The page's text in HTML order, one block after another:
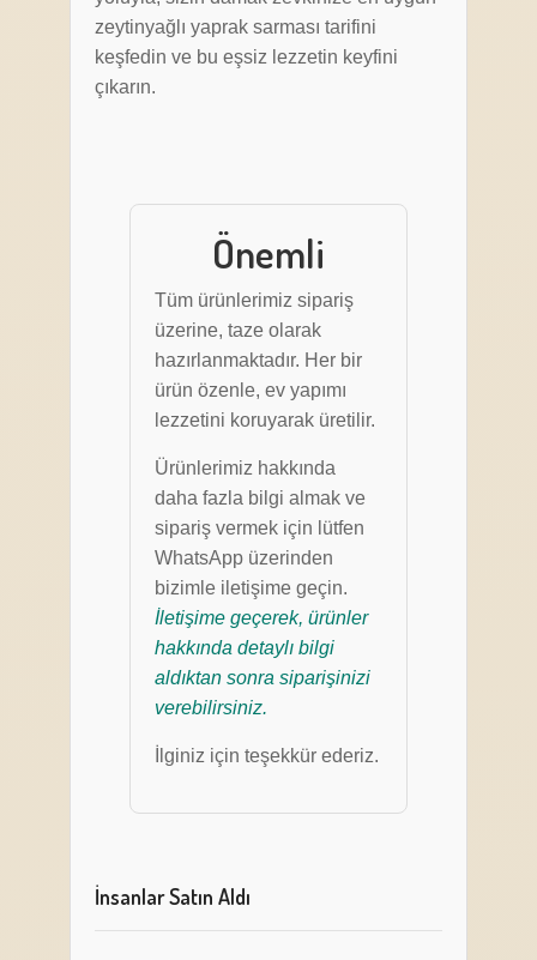
zeytinyağlı yaprak sarması tarifini
keşfedin ve bu eşsiz lezzetin keyfini
çıkarın.
Önemli
Tüm ürünlerimiz sipariş
üzerine, taze olarak
hazırlanmaktadır. Her bir
ürün özenle, ev yapımı
lezzetini koruyarak üretilir.
Ürünlerimiz hakkında
daha fazla bilgi almak ve
sipariş vermek için lütfen
WhatsApp üzerinden
bizimle iletişime geçin.
İletişime geçerek, ürünler
hakkında detaylı bilgi
aldıktan sonra siparişinizi
verebilirsiniz.
İlginiz için teşekkür ederiz.
İnsanlar Satın Aldı